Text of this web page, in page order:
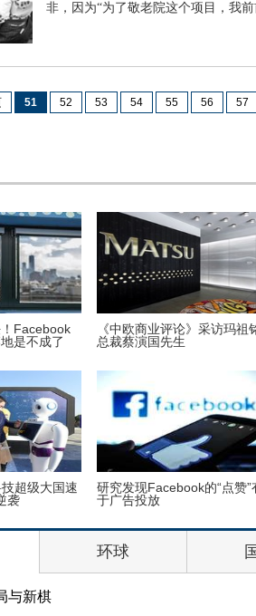
非，因为“为了敬老院这个项目，我前
51 52 53 54 55 56 57